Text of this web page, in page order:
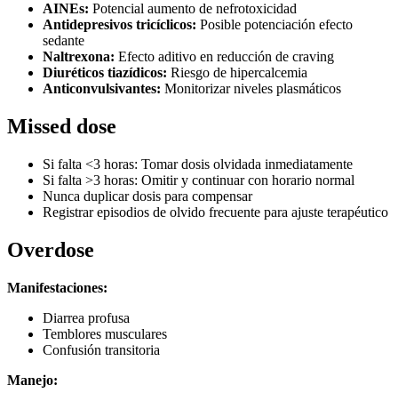
AINEs: Potencial aumento de nefrotoxicidad
Antidepresivos tricíclicos: Posible potenciación efecto
sedante
Naltrexona: Efecto aditivo en reducción de craving
Diuréticos tiazídicos: Riesgo de hipercalcemia
Anticonvulsivantes: Monitorizar niveles plasmáticos
Missed dose
Si falta <3 horas: Tomar dosis olvidada inmediatamente
Si falta >3 horas: Omitir y continuar con horario normal
Nunca duplicar dosis para compensar
Registrar episodios de olvido frecuente para ajuste terapéutico
Overdose
Manifestaciones:
Diarrea profusa
Temblores musculares
Confusión transitoria
Manejo: